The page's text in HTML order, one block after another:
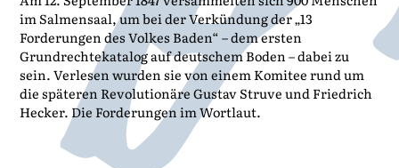
im Salmensaal, um bei der Verkündung der „13
Forderungen des Volkes Baden“ – dem ersten
Grundrechtekatalog auf deutschem Boden – dabei zu
sein. Verlesen wurden sie von einem Komitee rund um
die späteren Revolutionäre Gustav Struve und Friedrich
Hecker. Die Forderungen im Wortlaut.